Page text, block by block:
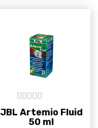
out of 5
JBL Artemio Fluid
50 ml